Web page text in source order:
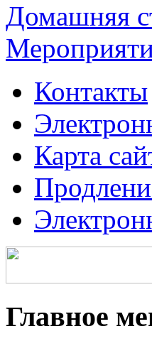
Домашняя
Контакты
Карта
Главное